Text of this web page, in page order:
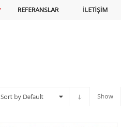
REFERANSLAR İLETIŞIM
Sort by Default Show